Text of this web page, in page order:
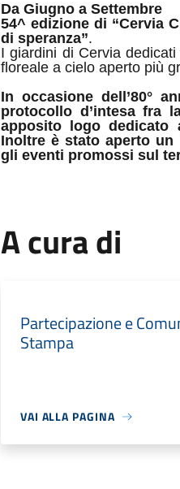
Da Giugno a Settembre
54^ edizione di “Cervia
di speranza”.
I giardini di Cervia dedicati
floreale a cielo aperto più
In occasione dell’80°
protocollo d’intesa fra
apposito logo dedicato
Inoltre è statoaperto un
gli eventi promossi sul
A cura di
Partecipazione e
Stampa
VAI ALLA PAGINA